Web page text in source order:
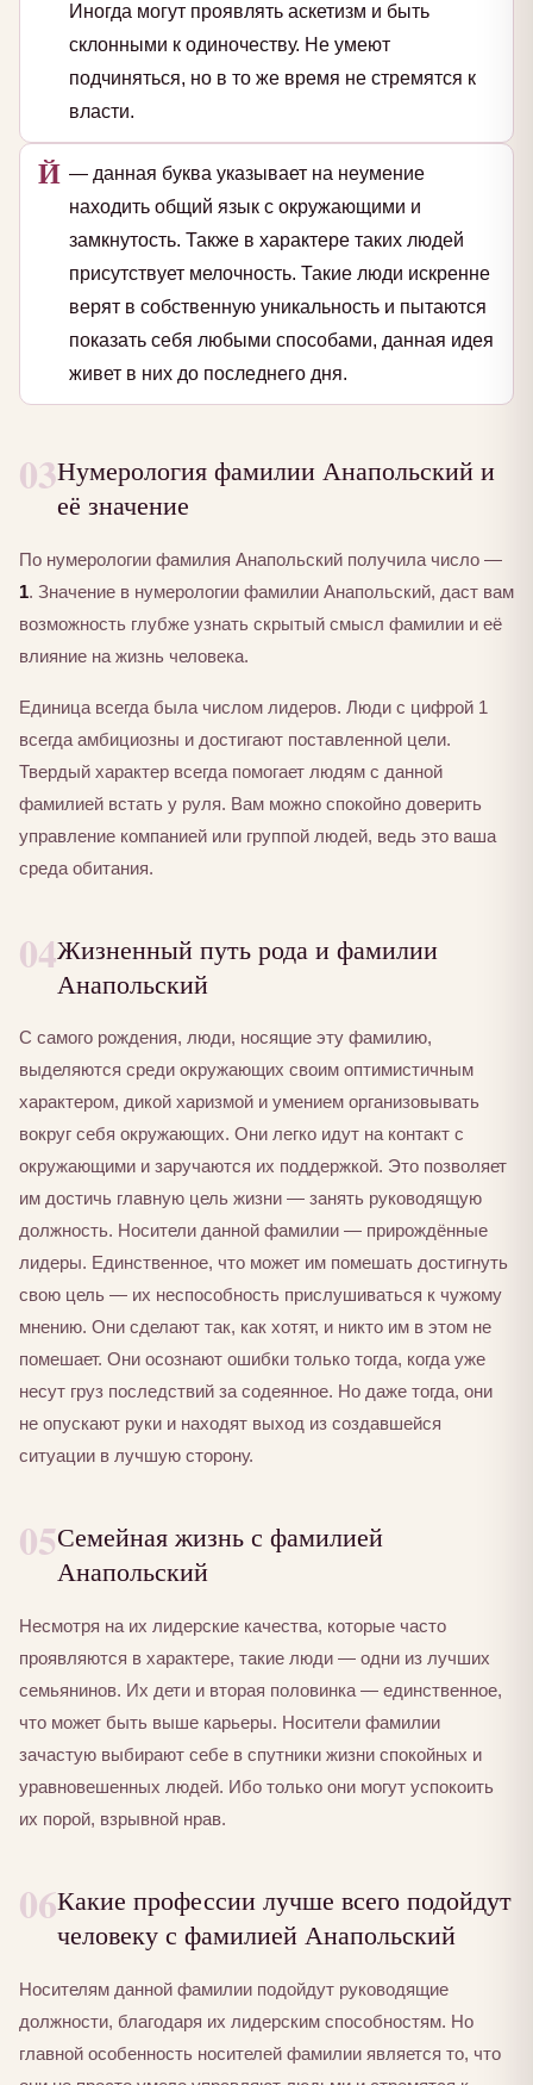
Иногда могут проявлять аскетизм и быть
склонными к одиночеству. Не умеют
подчиняться, но в то же время не стремятся к
власти.
Й — данная буква указывает на неумение
находить общий язык с окружающими и
замкнутость. Также в характере таких людей
присутствует мелочность. Такие люди искренне
верят в собственную уникальность и пытаются
показать себя любыми способами, данная идея
живет в них до последнего дня.
03Нумерология фамилии Анапольский и
её значение
По нумерологии фамилия Анапольский получила число —
1. Значение в нумерологии фамилии Анапольский, даст вам
возможность глубже узнать скрытый смысл фамилии и её
влияние на жизнь человека.
Единица всегда была числом лидеров. Люди с цифрой 1
всегда амбициозны и достигают поставленной цели.
Твердый характер всегда помогает людям с данной
фамилией встать у руля. Вам можно спокойно доверить
управление компанией или группой людей, ведь это ваша
среда обитания.
04Жизненный путь рода и фамилии
Анапольский
С самого рождения, люди, носящие эту фамилию,
выделяются среди окружающих своим оптимистичным
характером, дикой харизмой и умением организовывать
вокруг себя окружающих. Они легко идут на контакт с
окружающими и заручаются их поддержкой. Это позволяет
им достичь главную цель жизни — занять руководящую
должность. Носители данной фамилии — прирождённые
лидеры. Единственное, что может им помешать достигнуть
свою цель — их неспособность прислушиваться к чужому
мнению. Они сделают так, как хотят, и никто им в этом не
помешает. Они осознают ошибки только тогда, когда уже
несут груз последствий за содеянное. Но даже тогда, они
не опускают руки и находят выход из создавшейся
ситуации в лучшую сторону.
05Семейная жизнь с фамилией
Анапольский
Несмотря на их лидерские качества, которые часто
проявляются в характере, такие люди — одни из лучших
семьянинов. Их дети и вторая половинка — единственное,
что может быть выше карьеры. Носители фамилии
зачастую выбирают себе в спутники жизни спокойных и
уравновешенных людей. Ибо только они могут успокоить
их порой, взрывной нрав.
06Какие профессии лучше всего подойдут
человеку с фамилией Анапольский
Носителям данной фамилии подойдут руководящие
должности, благодаря их лидерским способностям. Но
главной особенность носителей фамилии является то, что